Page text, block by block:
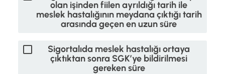
olan işinden fiilen ayrıldığı tarih ile
meslek hastalığının meydana çıktığı tarih
arasında geçen en uzun süre
Sigortalıda meslek hastalığı ortaya
çıktıktan sonra SGK’ye bildirilmesi
gereken süre